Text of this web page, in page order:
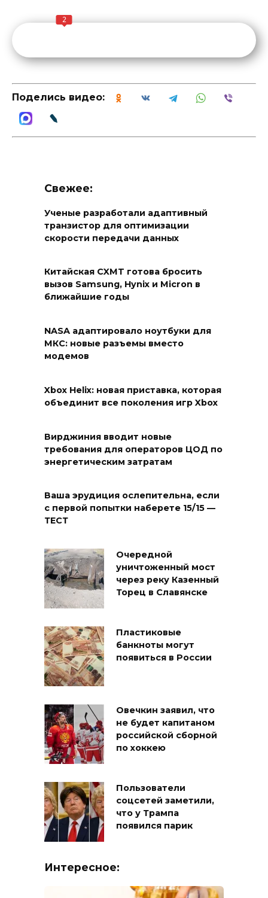
2
Поделись видео:
Свежее:
Ученые разработали адаптивный
транзистор для оптимизации
скорости передачи данных
Китайская CXMT готова бросить
вызов Samsung, Hynix и Micron в
ближайшие годы
NASA адаптировало ноутбуки для
МКС: новые разъемы вместо
модемов
Xbox Helix: новая приставка, которая
объединит все поколения игр Xbox
Вирджиния вводит новые
требования для операторов ЦОД по
энергетическим затратам
Ваша эрудиция ослепительна, если
с первой попытки наберете 15/15 —
ТЕСТ
Очередной
уничтоженный мост
через реку Казенный
Торец в Славянске
Пластиковые
банкноты могут
появиться в России
Овечкин заявил, что
не будет капитаном
российской сборной
по хоккею
Пользователи
соцсетей заметили,
что у Трампа
появился парик
Интересное: